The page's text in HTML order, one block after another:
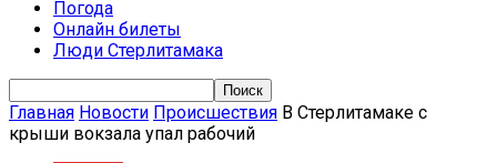
Погода
Онлайн билеты
Люди Стерлитамака
Главная Новости Происшествия В Стерлитамаке с
крыши вокзала упал рабочий